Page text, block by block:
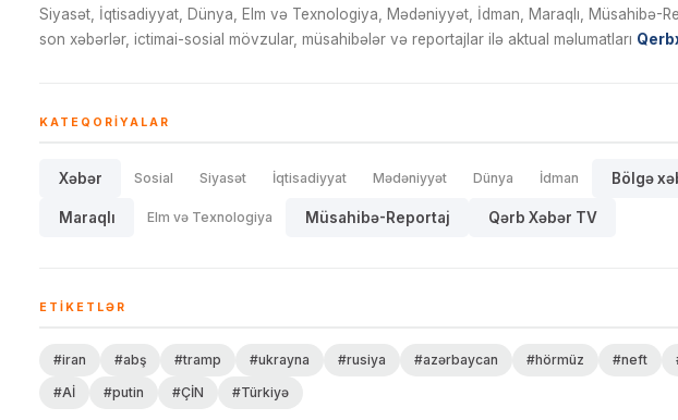
Siyasət, İqtisadiyyat, Dünya, Elm və Texnologiya, Mədəniyyət, İdman, Maraqlı, Müsahibə-
son xəbərlər, ictimai-sosial mövzular, müsahibələr və reportajlar ilə aktual məlumatları
KATEQORIYALAR
Xəbər Sosial Siyasət İqtisadiyyat Mədəniyyət Dünya İdman Bölgə
Maraqlı Elm və Texnologiya Müsahibə-Reportaj Qərb Xəbər TV
ETIKETLƏR
#iran #abş #tramp #ukrayna #rusiya #azərbaycan #hörmüz #neft
#Aİ
#putin #ÇİN #Türkiyə